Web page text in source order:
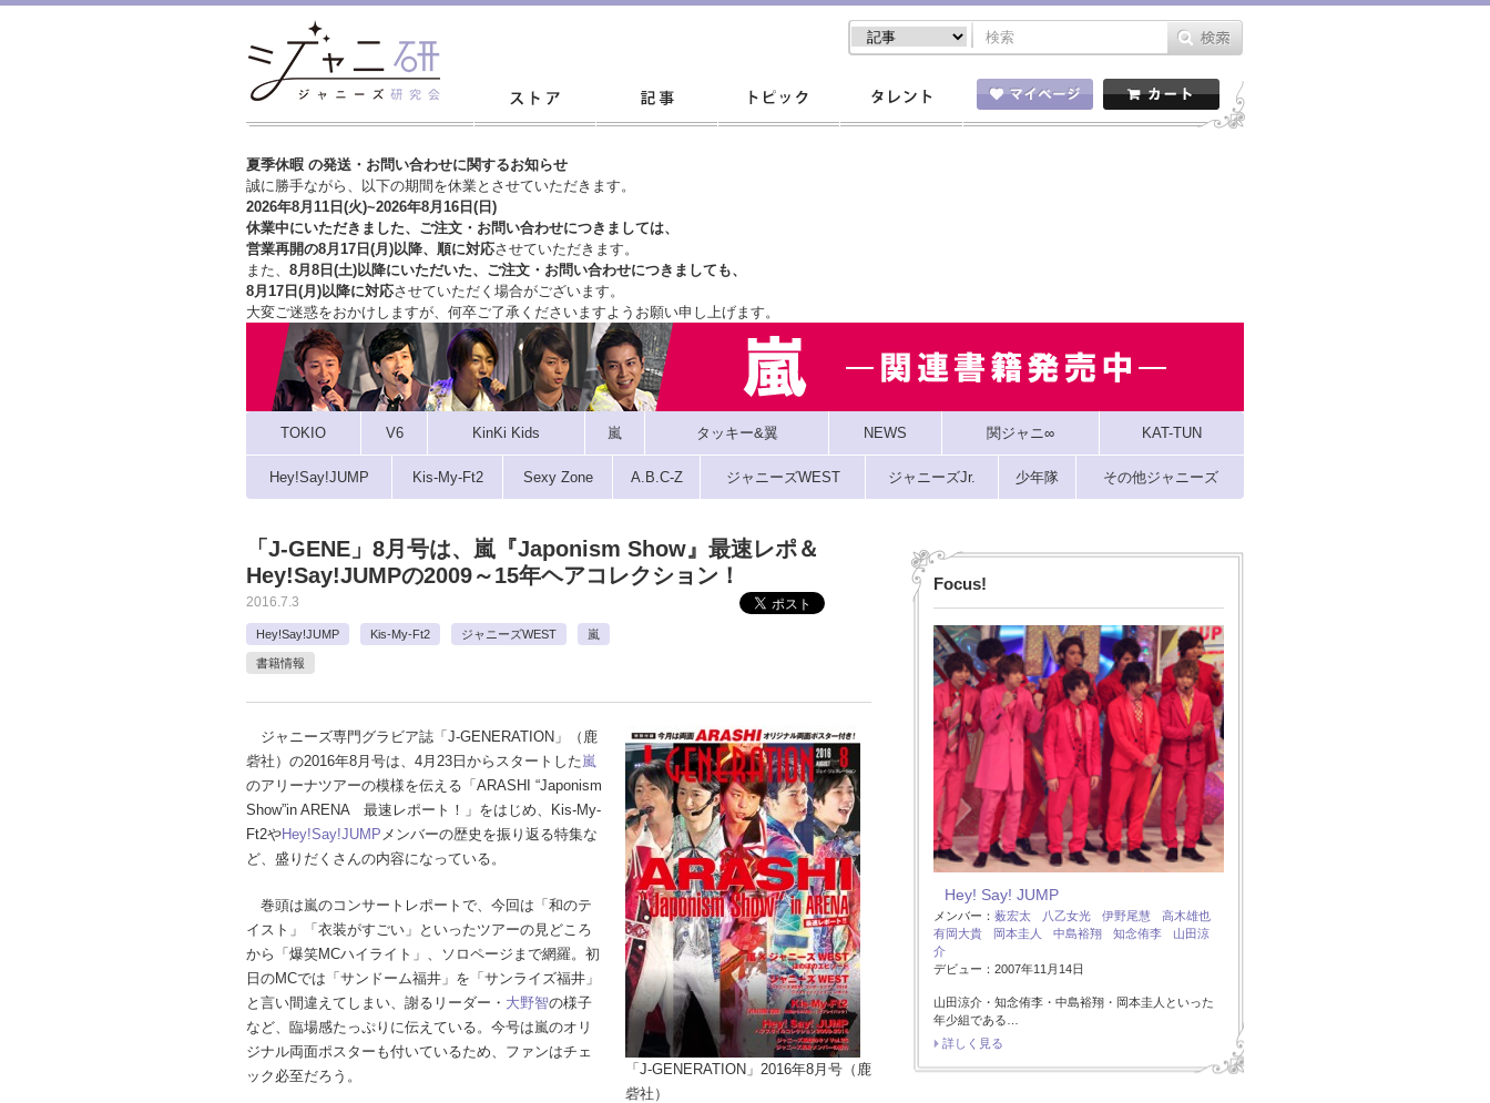
夏季休暇 の発送・お問い合わせに関するお知らせ
誠に勝手ながら、以下の期間を休業とさせていただきます。
2026年8月11日(火)~2026年8月16日(日)
休業中にいただきました、ご注文・お問い合わせにつきましては、
営業再開の8月17日(月)以降、順に対応させていただきます。
また、 8月8日(土)以降にいただいた、ご注文・ お問い合わせにつきましても、
8月17日(月)以降に対応させていただく場合がございます。
大変ご迷惑をおかけしますが、 何卒ご了承くださいますようお願い申し上げます。
TOKIO V6 KinKi Kids 嵐 タッキー&翼 NEWS 関ジャニ∞ KAT-TUN
Hey!Say!JUMP Kis-My-Ft2 Sexy Zone A.B.C-Z ジャニーズWEST ジャニーズJr. 少年隊 その他ジャニーズ
「J-GENE」8月号は、嵐『Japonism Show』最速レポ＆
Hey!Say!JUMPの2009～15年ヘアコレクション！
2016.7.3
Hey!Say!JUMP Kis-My-Ft2 ジャニーズWEST 嵐
書籍情報
「J-GENERATION」2016年8月号（鹿
砦社）
ジャニーズ専門グラビア誌「J-GENERATION」（鹿
砦社）の2016年8月号は、4月23日からスタートした嵐
のアリーナツアーの模様を伝える「ARASHI “Japonism
Show”in ARENA 最速レポート！」をはじめ、Kis-My-
Ft2やHey!Say!JUMP メンバーの歴史を振り返る特集な
ど、盛りだくさんの内容になっている。
巻頭は嵐のコンサートレポートで、今回は「和のテ
イスト」「衣装がすごい」といったツアーの見どころ
から「爆笑MCハイライト」、ソロページまで網羅。初
日のMCでは「サンドーム福井」を「サンライズ福井」
と言い間違えてしまい、謝るリーダー・ 大野智の様子
など、臨場感たっぷりに伝えている。今号は嵐のオリ
ジナル両面ポスターも付いているため、ファンはチェ
ック必至だろう。
Focus!
Hey! Say! JUMP
メンバー： 薮宏太 八乙女光 伊野尾慧
高木雄也
有岡大貴
岡本圭人 中島裕翔 知念侑李
山田涼
介
デビュー：2007年11月14日
山田涼介・知念侑李・中島裕翔・岡本圭人といった
年少組である…
詳しく見る